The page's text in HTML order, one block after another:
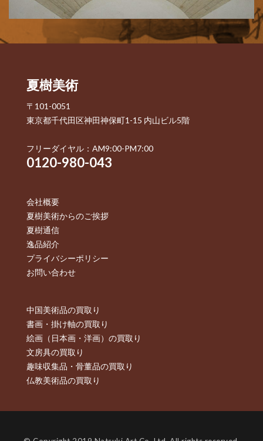
夏樹美術
〒101-0051
東京都千代田区神田神保町1-15 内山ビル5階
フリーダイヤル：AM9:00-PM7:00
0120-980-043
会社概要
夏樹美術からのご挨拶
夏樹通信
逸品紹介
プライバシーポリシー
お問い合わせ
中国美術品の買取り
書画・掛け軸の買取り
絵画（日本画・洋画）の買取り
文房具の買取り
趣味収集品・骨董品の買取り
仏教美術品の買取り